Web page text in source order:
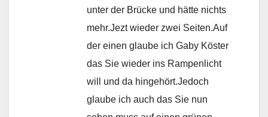
unter der Brücke und hätte nichts
mehr.Jezt wieder zwei Seiten.Auf
der einen glaube ich Gaby Köster
das Sie wieder ins Rampenlicht
will und da hingehört.Jedoch
glaube ich auch das Sie nun